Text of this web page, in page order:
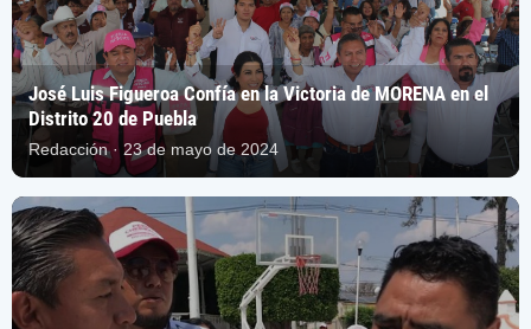
José Luis Figueroa Confía en la Victoria de MORENA en el
Distrito 20 de Puebla
Redacción · 23 de mayo de 2024